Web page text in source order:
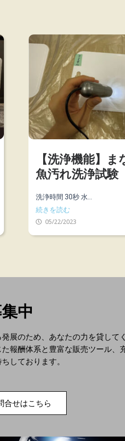
【洗浄機能】ま
魚汚れ洗浄試験
洗浄時間 30秒 水...
続きを読む
05/22/2023
中
展のため、あなたの力を貸して
報酬体系と豊富な販売ツール、
しております。
合せはこちら